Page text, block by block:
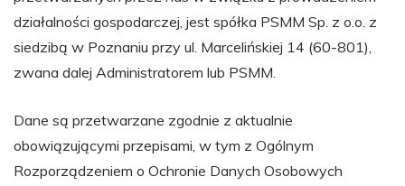
działalności gospodarczej, jest spółka PSMM Sp. z o.o. z
siedzibą w Poznaniu przy ul. Marcelińskiej 14 (60-801),
zwana dalej Administratorem lub PSMM.
Dane są przetwarzane zgodnie z aktualnie
obowiązującymi przepisami, w tym z Ogólnym
Rozporządzeniem o Ochronie Danych Osobowych